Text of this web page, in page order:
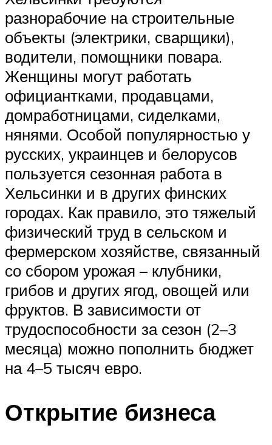
разнорабочие на строительные
объекты (электрики, сварщики),
водители, помощники повара.
Женщины могут работать
официантками, продавцами,
домработницами, сиделками,
нянями. Особой популярностью у
русских, украинцев и белорусов
пользуется сезонная работа в
Хельсинки и в других финских
городах. Как правило, это тяжелый
физический труд в сельском и
фермерском хозяйстве, связанный
со сбором урожая – клубники,
грибов и других ягод, овощей или
фруктов. В зависимости от
трудоспособности за сезон (2–3
месяца) можно пополнить бюджет
на 4–5 тысяч евро.
Открытие бизнеса